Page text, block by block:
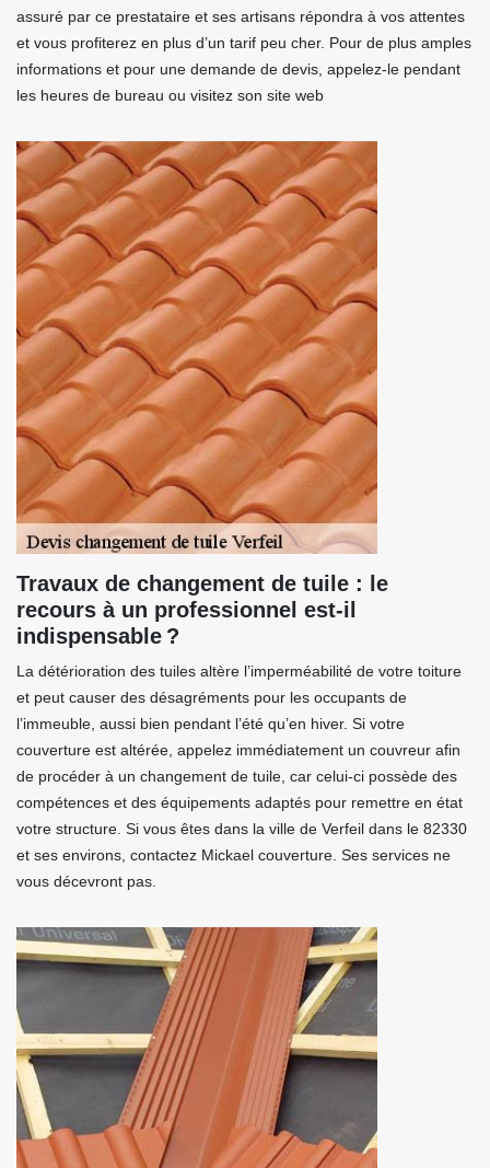
assuré par ce prestataire et ses artisans répondra à vos attentes
et vous profiterez en plus d’un tarif peu cher. Pour de plus amples
informations et pour une demande de devis, appelez-le pendant
les heures de bureau ou visitez son site web
Travaux de changement de tuile : le
recours à un professionnel est-il
indispensable ?
La détérioration des tuiles altère l’imperméabilité de votre toiture
et peut causer des désagréments pour les occupants de
l’immeuble, aussi bien pendant l’été qu’en hiver. Si votre
couverture est altérée, appelez immédiatement un couvreur afin
de procéder à un changement de tuile, car celui-ci possède des
compétences et des équipements adaptés pour remettre en état
votre structure. Si vous êtes dans la ville de Verfeil dans le 82330
et ses environs, contactez Mickael couverture. Ses services ne
vous décevront pas.